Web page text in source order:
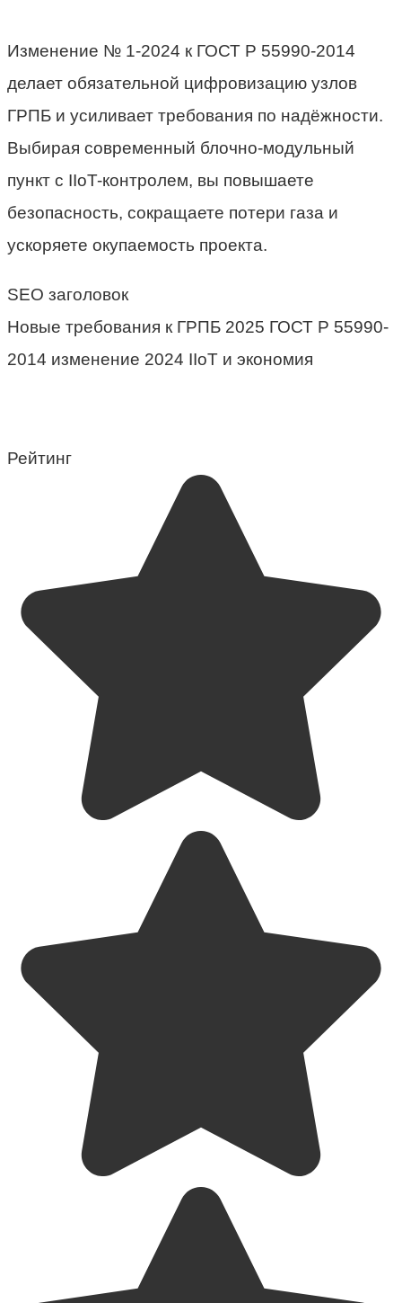
Изменение № 1-2024 к ГОСТ Р 55990-2014
делает обязательной цифровизацию узлов
ГРПБ и усиливает требования по надёжности.
Выбирая современный блочно-модульный
пункт с IIoT-контролем, вы повышаете
безопасность, сокращаете потери газа и
ускоряете окупаемость проекта.
SEO заголовок
Новые требования к ГРПБ 2025 ГОСТ Р 55990-
2014 изменение 2024 IIoT и экономия
Рейтинг